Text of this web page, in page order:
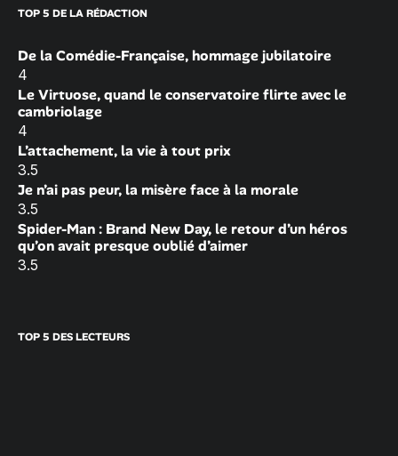
TOP 5 DE LA RÉDACTION
De la Comédie-Française, hommage jubilatoire
4
Le Virtuose, quand le conservatoire flirte avec le
cambriolage
4
L’attachement, la vie à tout prix
3.5
Je n’ai pas peur, la misère face à la morale
3.5
Spider-Man : Brand New Day, le retour d’un héros
qu’on avait presque oublié d’aimer
3.5
TOP 5 DES LECTEURS